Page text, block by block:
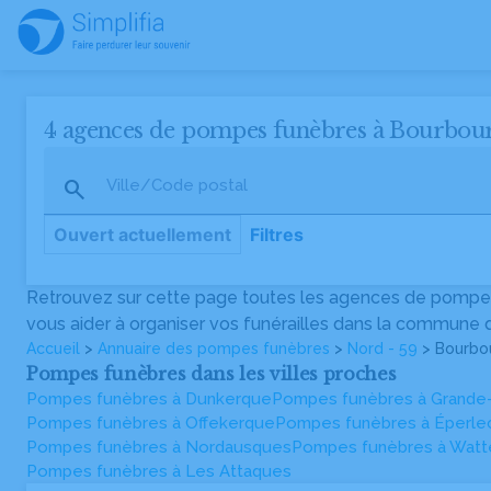
4 agences de pompes funèbres à
Ville/Code postal
Ouvert actuellement Filtres
Pompes Funèbres Laurent Laheyne
14 bis, rue Carnot, 59630 Bourbourg
03 28 22 22 04
Pompes Funèbres et Marbrerie Humières - PFG
17 bis rue de Cassel, 59630 Bourbourg
03 28 22 48 45
Retrouvez sur cette page toutes les agences de
vous aider à organiser vos funérailles dans la
Accueil > Annuaire des pompes funèbres > Nord - 59 >
Pompes funèbres dans les villes proches
Pompes funèbres à DunkerquePompes funèbres à
Pompes funèbres à OffekerquePompes funèbres à
Pompes funèbres à NordausquesPompes funèbres à
Pompes funèbres à Les Attaques